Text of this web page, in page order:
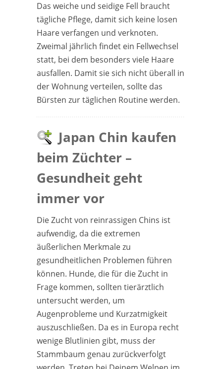
Das weiche und seidige Fell braucht
tägliche Pflege, damit sich keine losen
Haare verfangen und verknoten.
Zweimal jährlich findet ein Fellwechsel
statt, bei dem besonders viele Haare
ausfallen. Damit sie sich nicht überall in
der Wohnung verteilen, sollte das
Bürsten zur täglichen Routine werden.
Japan Chin kaufen
beim Züchter –
Gesundheit geht
immer vor
Die Zucht von reinrassigen Chins ist
aufwendig, da die extremen
äußerlichen Merkmale zu
gesundheitlichen Problemen führen
können. Hunde, die für die Zucht in
Frage kommen, sollten tierärztlich
untersucht werden, um
Augenprobleme und Kurzatmigkeit
auszuschließen. Da es in Europa recht
wenige Blutlinien gibt, muss der
Stammbaum genau zurückverfolgt